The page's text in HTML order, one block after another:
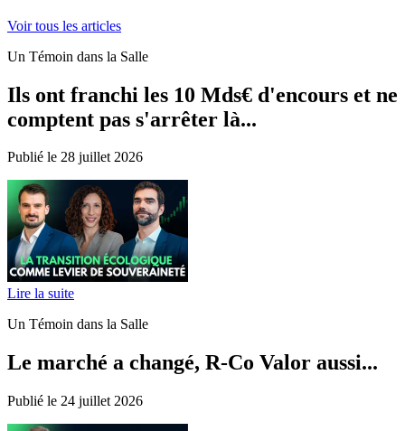
Voir tous les articles
Un Témoin dans la Salle
Ils ont franchi les 10 Mds€ d'encours et ne
comptent pas s'arrêter là...
Publié le 28 juillet 2026
Lire la suite
Un Témoin dans la Salle
Le marché a changé, R-Co Valor aussi...
Publié le 24 juillet 2026